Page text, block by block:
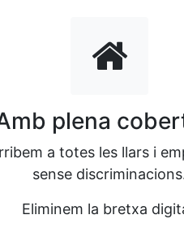
plena
a totes les llars i
sense
Eliminem la bretxa